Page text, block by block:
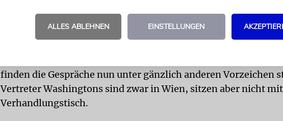
Atomanlagen den Bau von Nuklearwaffen verhindern sollte. Im
wurden westliche Sanktionen aufgehoben.
finden die Gespräche nun unter gänzlich anderen Vorzeichen
Vertreter Washingtons sind zwar in Wien, sitzen aber nicht
Verhandlungstisch.
ALLES ABLEHNEN EINSTELLUNGEN